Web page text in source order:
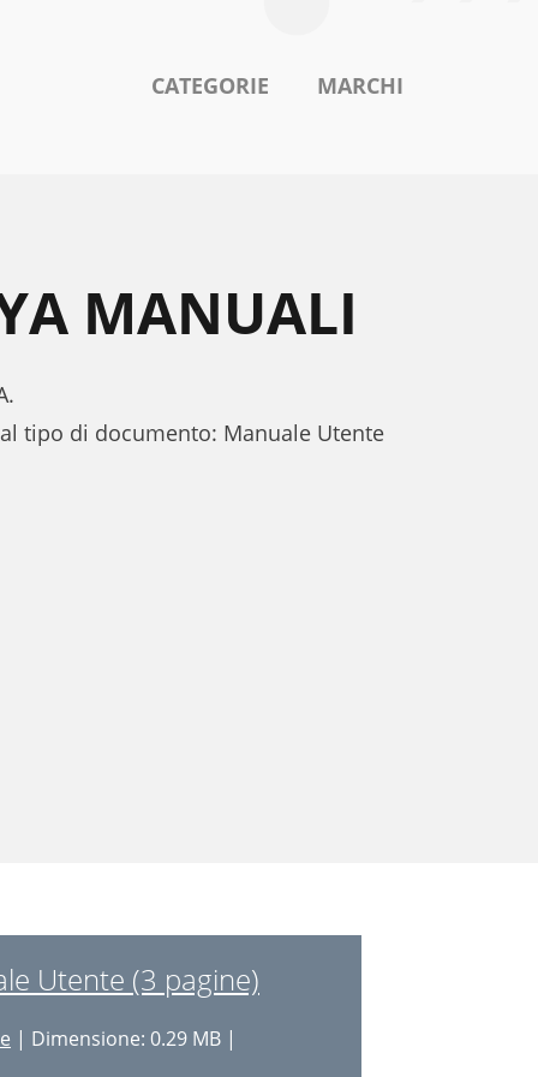
CATEGORIE MARCHI
MANUALI
tipo di documento: Manuale Utente
Utente (3 pagine)
| Dimensione: 0.29 MB |